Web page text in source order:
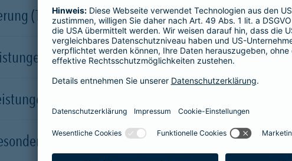
(Teil- und Vollkasko)
für Elektro- und Hybridfahrzeuge in der
in der Vollkaskoversicherung
Leistungen für Elektro- und